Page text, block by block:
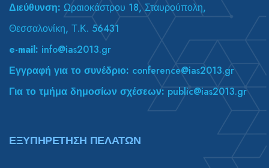
Διεύθυνση: Ωραιοκάστρου 18, Σταυρούπολη,
Θεσσαλονίκη, Τ.Κ. 56431
e-mail: info@ias2013.gr
Εγγραφή για το συνέδριο: conference@ias2013.gr
Για το τμήμα δημοσίων σχέσεων:public@ias2013.gr
ΕΞΥΠΗΡΕΤΗΣΗ ΠΕΛΑΤΩΝ